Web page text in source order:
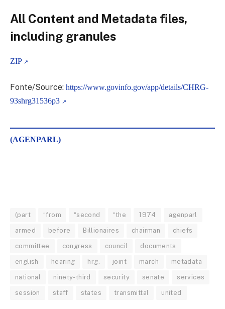
All Content and Metadata files,
including granules
ZIP
Fonte/Source: https://www.govinfo.gov/app/details/CHRG-
93shrg31536p3
(AGENPARL)
(part “from “second “the 1974 agenparl
armed before Billionaires chairman chiefs
committee congress council documents
english hearing hrg. joint march metadata
national ninety-third security senate services
session staff states transmittal united